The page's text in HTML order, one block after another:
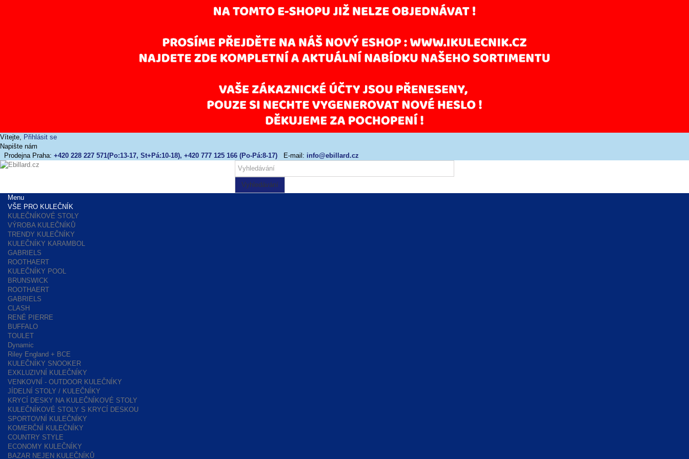
Vítejte,
Přihlásit se
Napište nám
Prodejna Praha: +420 228 227 571(Po:13-17, St+Pá:10-18), +420 777 125 166 (Po-Pá:8-17) E-mail: info@ebillard.cz
Vyhledávání
Menu
VŠE PRO KULEČNÍK
KULEČNÍKOVÉ STOLY
VÝROBA KULEČNÍKŮ
TRENDY KULEČNÍKY
KULEČNÍKY KARAMBOL
GABRIELS
ROOTHAERT
KULEČNÍKY POOL
BRUNSWICK
ROOTHAERT
GABRIELS
CLASH
RENÉ PIERRE
BUFFALO
TOULET
Dynamic
Riley England + BCE
KULEČNÍKY SNOOKER
EXKLUZIVNÍ KULEČNÍKY
VENKOVNÍ - OUTDOOR KULEČNÍKY
JÍDELNÍ STOLY / KULEČNÍKY
KRYCÍ DESKY NA KULEČNÍKOVÉ STOLY
KULEČNÍKOVÉ STOLY S KRYCÍ DESKOU
SPORTOVNÍ KULEČNÍKY
KOMERČNÍ KULEČNÍKY
COUNTRY STYLE
ECONOMY KULEČNÍKY
BAZAR NEJEN KULEČNÍKŮ